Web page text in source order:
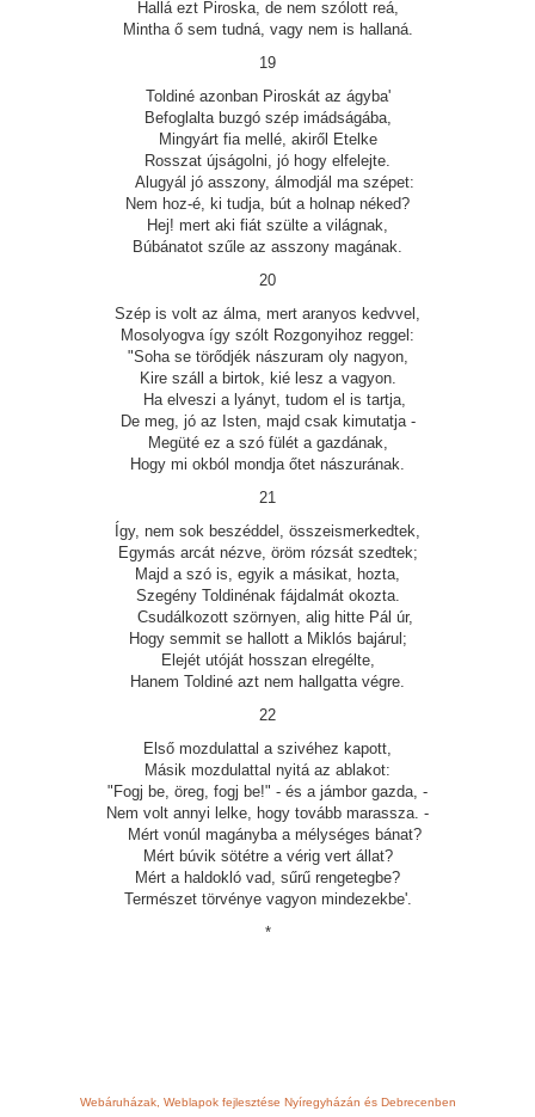
Hallá ezt Piroska, de nem szólott reá,
Mintha ő sem tudná, vagy nem is hallaná.
19
Toldiné azonban Piroskát az ágyba'
Befoglalta buzgó szép imádságába,
Mingyárt fia mellé, akiről Etelke
Rosszat újságolni, jó hogy elfelejte.
Alugyál jó asszony, álmodjál ma szépet:
Nem hoz-é, ki tudja, bút a holnap néked?
Hej! mert aki fiát szülte a világnak,
Búbánatot szűle az asszony magának.
20
Szép is volt az álma, mert aranyos kedvvel,
Mosolyogva így szólt Rozgonyihoz reggel:
"Soha se törődjék nászuram oly nagyon,
Kire száll a birtok, kié lesz a vagyon.
Ha elveszi a lyányt, tudom el is tartja,
De meg, jó az Isten, majd csak kimutatja -
Megüté ez a szó fülét a gazdának,
Hogy mi okból mondja őtet nászurának.
21
Így, nem sok beszéddel, összeismerkedtek,
Egymás arcát nézve, öröm rózsát szedtek;
Majd a szó is, egyik a másikat, hozta,
Szegény Toldinénak fájdalmát okozta.
Csudálkozott szörnyen, alig hitte Pál úr,
Hogy semmit se hallott a Miklós bajárul;
Elejét utóját hosszan elregélte,
Hanem Toldiné azt nem hallgatta végre.
22
Első mozdulattal a szivéhez kapott,
Másik mozdulattal nyitá az ablakot:
"Fogj be, öreg, fogj be!" - és a jámbor gazda, -
Nem volt annyi lelke, hogy tovább marassza. -
Mért vonúl magányba a mélységes bánat?
Mért búvik sötétre a vérig vert állat?
Mért a haldokló vad, sűrű rengetegbe?
Természet törvénye vagyon mindezekbe'.
*
Webáruházak, Weblapok fejlesztése Nyíregyházán és Debrecenben